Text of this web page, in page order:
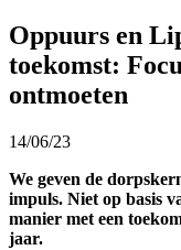
Oppuurs en
toekomst:
ontmoeten
14/06/23
We geven de
impuls. Niet op basis
manier met een
jaar.